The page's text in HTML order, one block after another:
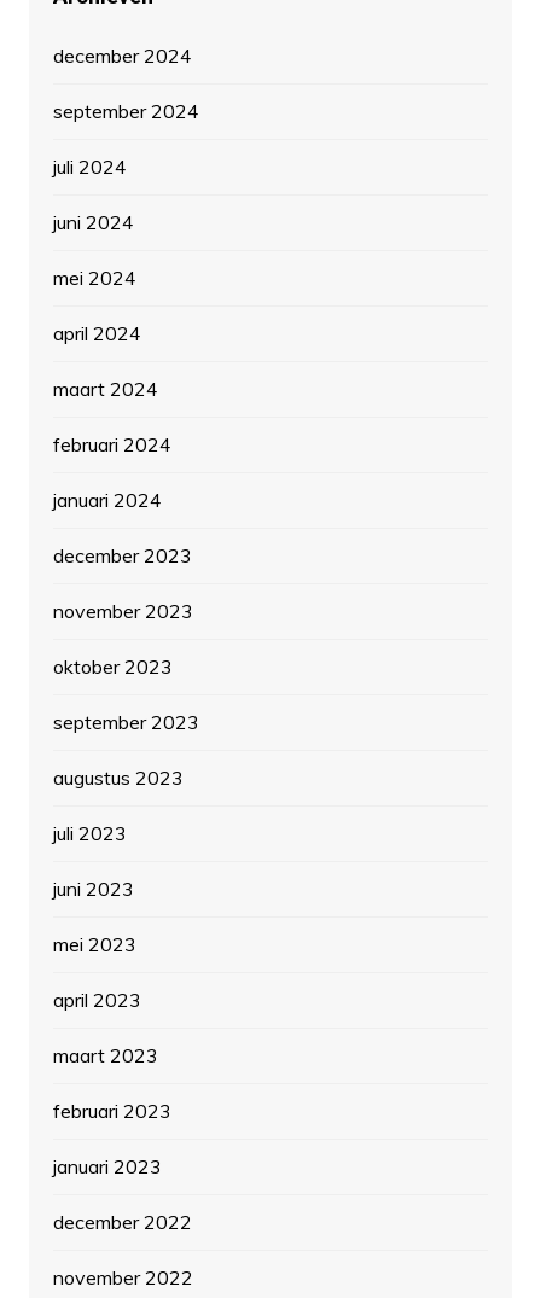
december 2024
september 2024
juli 2024
juni 2024
mei 2024
april 2024
maart 2024
februari 2024
januari 2024
december 2023
november 2023
oktober 2023
september 2023
augustus 2023
juli 2023
juni 2023
mei 2023
april 2023
maart 2023
februari 2023
januari 2023
december 2022
november 2022